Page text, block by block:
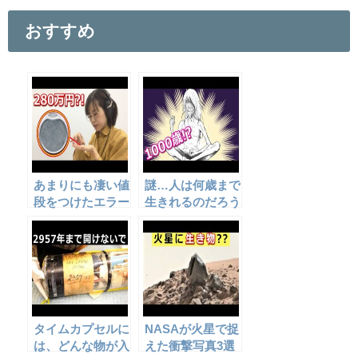
e
b
o
o
k
er
おすすめ
あまりにも凄い値
段をつけたエラー
コイン。
謎…人は何歳まで
生きれるのだろう
か
タイムカプセルに
は、どんな物が入
NASAが火星で捉
えた衝撃写真3選